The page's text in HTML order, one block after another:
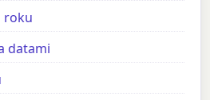
roku
datami